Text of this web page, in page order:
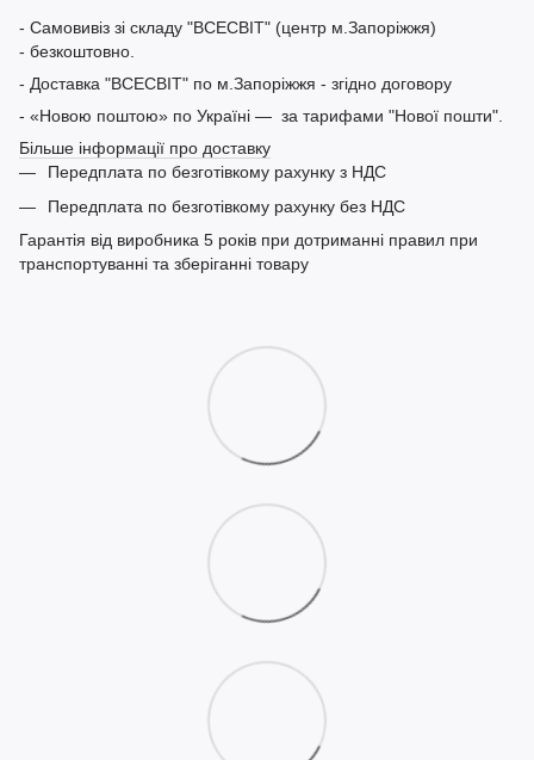
- Самовивіз зі складу "ВСЕСВІТ" (центр м.Запоріжжя)
- безкоштовно.
- Доставка "ВСЕСВІТ" по м.Запоріжжя - згідно договору
- «Новою поштою» по Україні — за тарифами "Нової пошти".
Більше інформації про доставку
Передплата по безготівкому рахунку з НДС
Передплата по безготівкому рахунку без НДС
Гарантія від виробника 5 років при дотриманні правил при
транспортуванні та зберіганні товару